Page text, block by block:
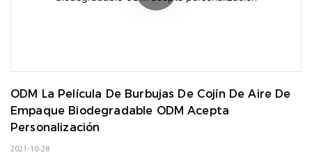
ODM La Película De Burbujas De Cojín De Aire De
Empaque Biodegradable ODM Acepta
Personalización
2021-10-28